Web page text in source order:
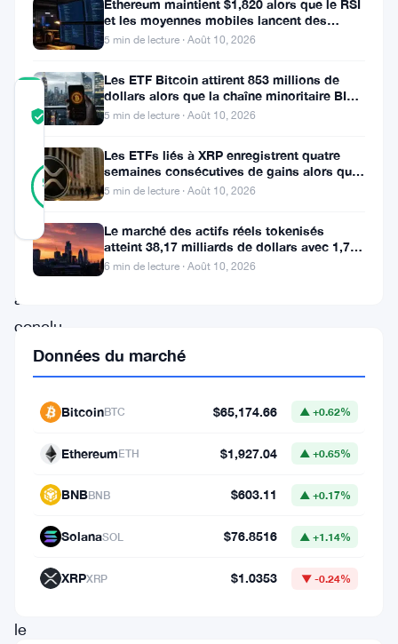
événements
COMMUNITY
TRUST
Vérifié
96 %
RÉEL
Vérifié
25
PayPal
a
conclu
accord
pluriannuel
NFL.
société
devient
le
Ethereum maintient $1,820 alors que le RSI
et les moyennes mobiles lancent des
signaux d’avertissement
5 min de lecture · Août 10, 2026
Les ETF Bitcoin attirent 853 millions de
dollars alors que la chaîne minoritaire BIP-
110 meurt après deux
5 min de lecture · Août 10, 2026
Les ETFs liés à XRP enregistrent quatre
semaines consécutives de gains alors que
le prix teste le support à 1
5 min de lecture · Août 10, 2026
Le marché des actifs réels tokenisés
atteint 38,17 milliards de dollars avec 1,7
million de détenteurs
6 min de lecture · Août 10, 2026
Données du marché
BitcoinBTC $65,174.66 ▲ +0.62%
EthereumETH $1,927.04 ▲ +0.65%
BNBBNB $603.11 ▲ +0.17%
SolanaSOL $76.8516 ▲ +1.14%
XRPXRP $1.0353 ▼ -0.24%